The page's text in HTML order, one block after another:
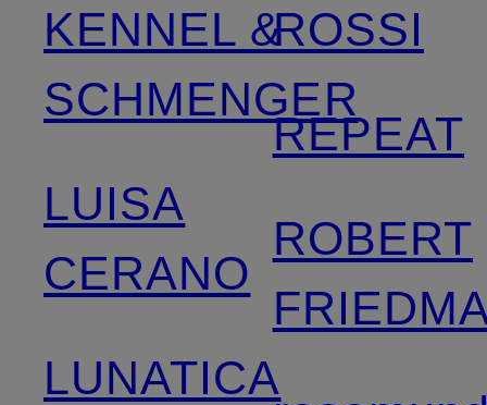
KENNEL &
SCHMENGER
LUISA
CERANO
LUNATICA
ROSSI
REPEAT
ROBERT